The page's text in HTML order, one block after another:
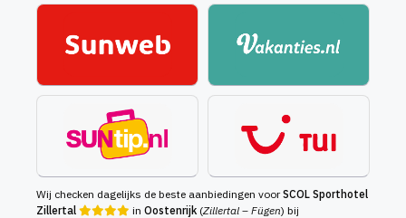
Wij checken dagelijks de beste aanbiedingen voorSCOL Sporthotel
Zillertal
in Oostenrijk (Zillertal – Fügen) bij